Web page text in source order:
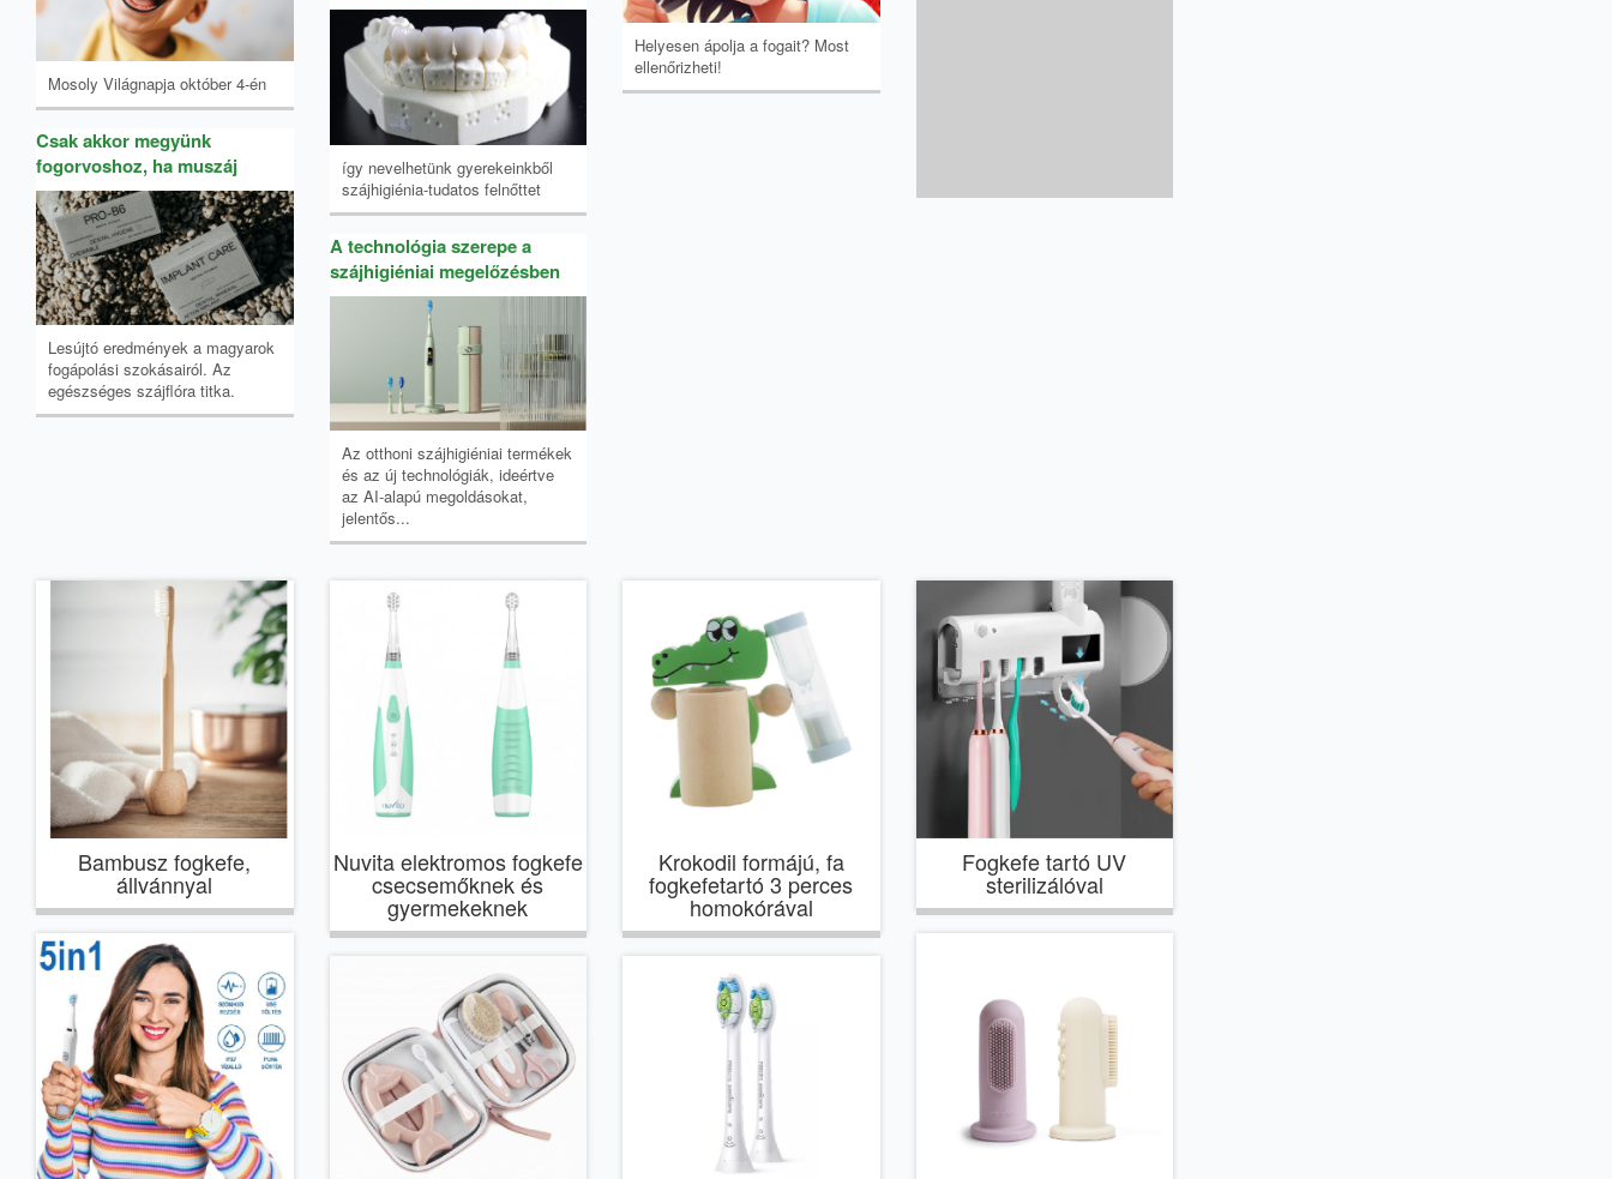
Mosoly Világnapja október 4-én
Csak akkor megyünk
fogorvoshoz, ha muszáj
Lesújtó eredmények a magyarok
fogápolási szokásairól. Az
egészséges szájflóra titka.
így nevelhetünk gyerekeinkből
szájhigiénia-tudatos felnőttet
A technológia szerepe a
szájhigiéniai megelőzésben
Az otthoni szájhigiéniai termékek
és az új technológiák, ideértve
az AI-alapú megoldásokat,
jelentős...
Helyesen ápolja a fogait? Most
ellenőrizheti!
Bambusz fogkefe,
állvánnyal
Nuvita elektromos fogkefe
csecsemőknek és
gyermekeknek
Krokodil formájú, fa
fogkefetartó 3 perces
homokórával
Fogkefe tartó UV
sterilizálóval